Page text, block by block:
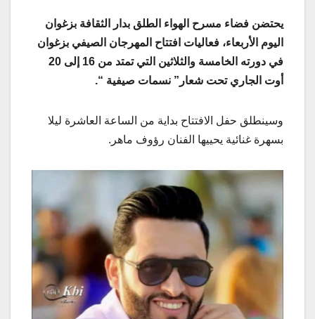
يحتضن فضاء مسرح الهواء الطلق بدار الثقافة بزغوان
اليوم الأربعاء، فعاليات افتتاح المهرجان الصيفي بزغوان
في دورته الخامسة والثلاثين التي تمتد من 16 إلى 20
أوت الجاري تحت شعار” نسمات صيفية “.
وسينطلق حفل الافتتاح بداية من الساعة العاشرة ليلا
بسهرة غنائية يحييها الفنان رؤوف ماهر.